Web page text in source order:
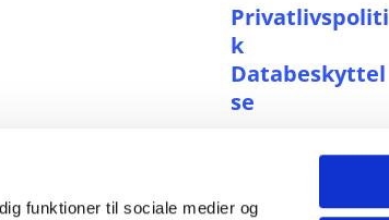
funktioner til sociale medier og
Privatlivspoliti
k
Databeskyttel
se